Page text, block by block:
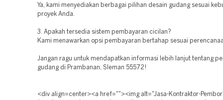
Ya, kami menyediakan berbagai pilihan desain gudang sesuai
proyek Anda.
3. Apakah tersedia sistem pembayaran cicilan?
Kami menawarkan opsi pembayaran bertahap sesuai
Jangan ragu untuk mendapatkan informasi lebih lanjut tentang
gudang di Prambanan, Sleman 55572!
<div align=center><a href=""><img alt="Jasa-Kontraktor-